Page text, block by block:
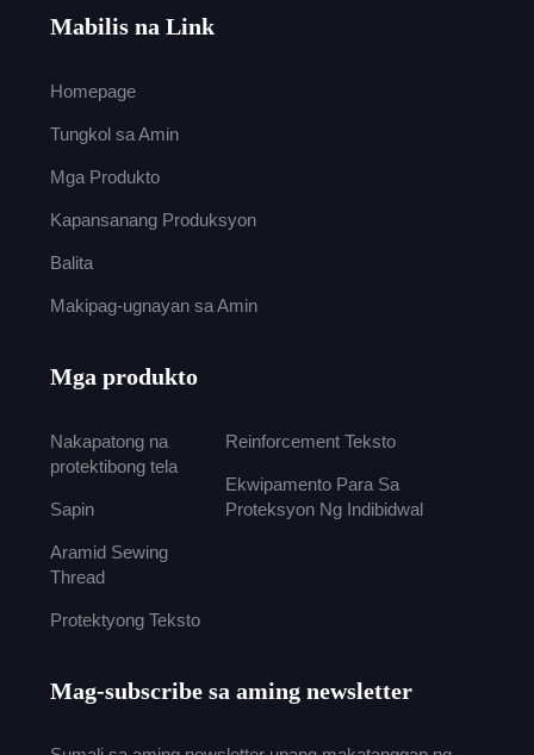
Mabilis na Link
Homepage
Tungkol sa Amin
Mga Produkto
Kapansanang Produksyon
Balita
Makipag-ugnayan sa Amin
Mga produkto
Nakapatong na
protektibong tela
Sapin
Aramid Sewing
Thread
Protektyong Teksto
Reinforcement Teksto
Ekwipamento Para Sa
Proteksyon Ng Indibidwal
Mag-subscribe sa aming newsletter